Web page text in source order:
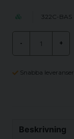
322C-BAS
- +
Snabba leveranser
Beskrivning